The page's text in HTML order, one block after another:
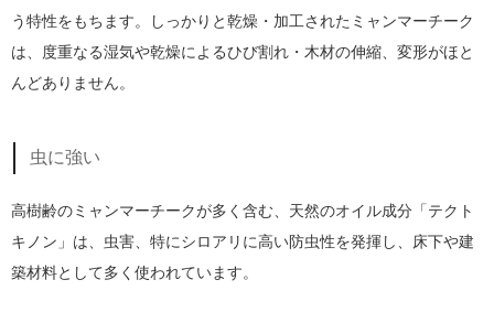
う特性をもちます。しっかりと乾燥・加工されたミャンマーチーク
は、度重なる湿気や乾燥によるひび割れ・木材の伸縮、変形がほと
んどありません。
虫に強い
高樹齢のミャンマーチークが多く含む、天然のオイル成分「テクト
キノン」は、虫害、特にシロアリに高い防虫性を発揮し、床下や建
築材料として多く使われています。